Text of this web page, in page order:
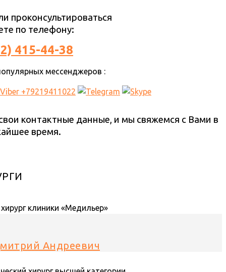
проконсультироваться
по телефону:
415-44-38
мессенджеров :
контактные данные, и мы свяжемся с Вами в
время.
Андреевич